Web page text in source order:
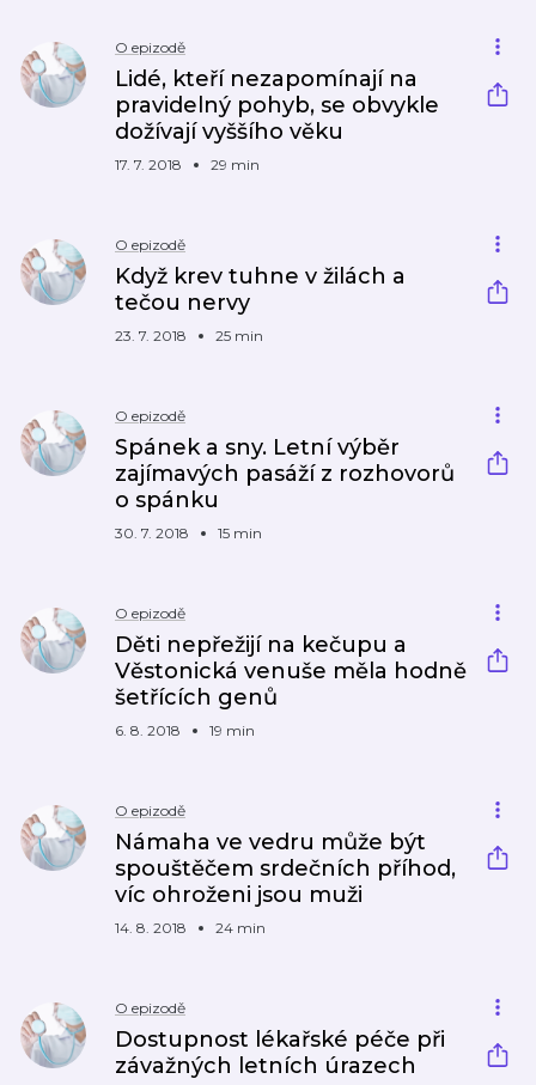
O epizodě
Lidé, kteří nezapomínají na
pravidelný pohyb, se obvykle
dožívají vyššího věku
17. 7. 2018 29 min
O epizodě
Když krev tuhne v žilách a
tečou nervy
23. 7. 2018 25 min
O epizodě
Spánek a sny. Letní výběr
zajímavých pasáží z rozhovorů
o spánku
30. 7. 2018 15 min
O epizodě
Děti nepřežijí na kečupu a
Věstonická venuše měla hodně
šetřících genů
6. 8. 2018 19 min
O epizodě
Námaha ve vedru může být
spouštěčem srdečních příhod,
víc ohroženi jsou muži
14. 8. 2018 24 min
O epizodě
Dostupnost lékařské péče při
závažných letních úrazech